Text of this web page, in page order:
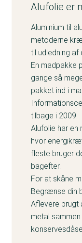
Alufolie er
Aluminium til
metoderne
til udledning af
En madpakke
gange så
pakket ind i
tilbage i 2009.
Alufolie har en
hvor
fleste bruger
bagefter.
For at skåne
Begrænse din
Aflevere brugt
metal